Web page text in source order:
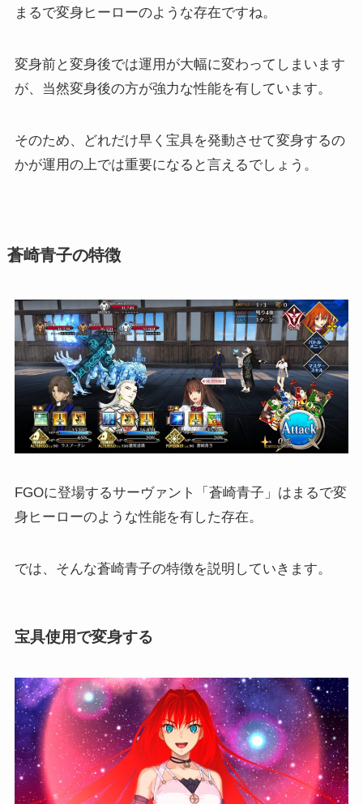
まるで変身ヒーローのような存在ですね。
変身前と変身後では運用が大幅に変わってしまいます
が、当然変身後の方が強力な性能を有しています。
そのため、どれだけ早く宝具を発動させて変身するの
かが運用の上では重要になると言えるでしょう。
蒼崎青子の特徴
FGOに登場するサーヴァント「蒼崎青子」はまるで変
身ヒーローのような性能を有した存在。
では、そんな蒼崎青子の特徴を説明していきます。
宝具使用で変身する